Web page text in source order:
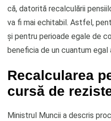
că, datorită recalculării
va fi mai echitabil. Astfel,
și pentru perioade egale de
beneficia de un cuantum egal
Recalcularea
cursă de
Ministrul Muncii a descris